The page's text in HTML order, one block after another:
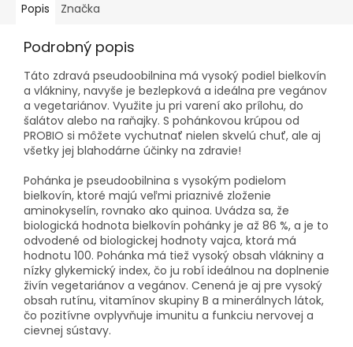
Popis Značka
Podrobný popis
Táto zdravá pseudoobilnina má vysoký podiel bielkovín
a vlákniny, navyše je bezlepková a ideálna pre vegánov
a vegetariánov. Využite ju pri varení ako prílohu, do
šalátov alebo na raňajky. S pohánkovou krúpou od
PROBIO si môžete vychutnať nielen skvelú chuť, ale aj
všetky jej blahodárne účinky na zdravie!
Pohánka je pseudoobilnina s vysokým podielom
bielkovín, ktoré majú veľmi priaznivé zloženie
aminokyselín, rovnako ako quinoa. Uvádza sa, že
biologická hodnota bielkovín pohánky je až 86 %, a je to
odvodené od biologickej hodnoty vajca, ktorá má
hodnotu 100. Pohánka má tiež vysoký obsah vlákniny a
nízky glykemický index, čo ju robí ideálnou na doplnenie
živín vegetariánov a vegánov. Cenená je aj pre vysoký
obsah rutínu, vitamínov skupiny B a minerálnych látok,
čo pozitívne ovplyvňuje imunitu a funkciu nervovej a
cievnej sústavy.